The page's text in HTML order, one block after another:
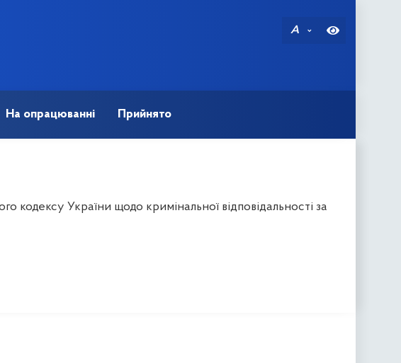
A
На опрацюванні Прийнято
кодексу України щодо кримінальної відповідальності за